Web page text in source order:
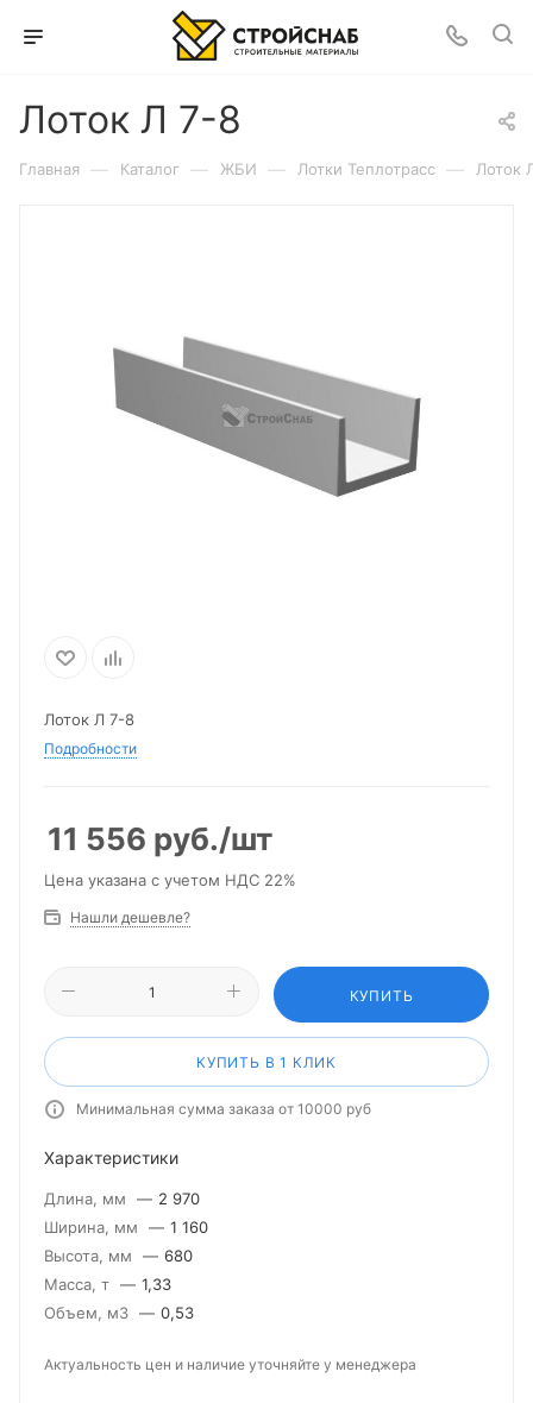
Лоток Л 7-8
Главная — Каталог — ЖБИ — Лотки Теплотрасс — Лоток
Лоток Л 7-8
Подробности
11 556 руб./шт
Цена указана с учетом НДС 22%
Нашли дешевле?
КУПИТЬ
КУПИТЬ В 1 КЛИК
Минимальная сумма заказа от 10000 руб
Характеристики
Длина, мм — 2 970
Ширина, мм
— 1 160
Высота, мм
— 680
Масса, т — 1,33
Объем, м3 — 0,53
Актуальность цен и наличие уточняйте у менеджера